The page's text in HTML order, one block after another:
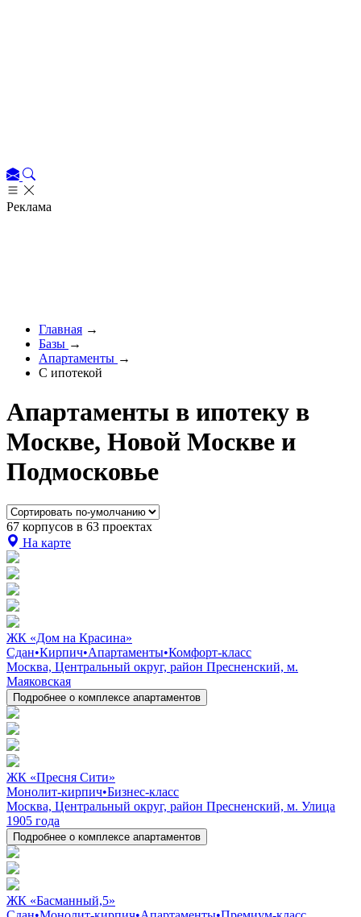
Реклама
Главная →
Базы →
Апартаменты →
С ипотекой
Апартаменты в ипотеку в
Москве, Новой Москве и
Подмосковье
67 корпусов в 63 проектах
На карте
ЖК «Дом на Красина»
Сдан•Кирпич•Апартаменты•Комфорт-класс
Москва, Центральный округ, район Пресненский, м.
Маяковская
Подробнее о комплексе апартаментов
ЖК «Пресня Сити»
Монолит-кирпич•Бизнес-класс
Москва, Центральный округ, район Пресненский, м. Улица
1905 года
Подробнее о комплексе апартаментов
ЖК «Басманный,5»